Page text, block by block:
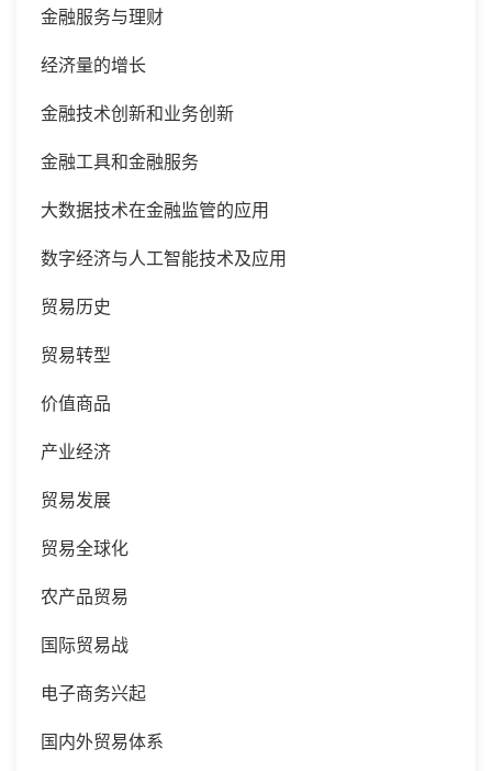
金融服务与理财
经济量的增长
金融技术创新和业务创新
金融工具和金融服务
大数据技术在金融监管的应用
数字经济与人工智能技术及应用
贸易历史
贸易转型
价值商品
产业经济
贸易发展
贸易全球化
农产品贸易
国际贸易战
电子商务兴起
国内外贸易体系